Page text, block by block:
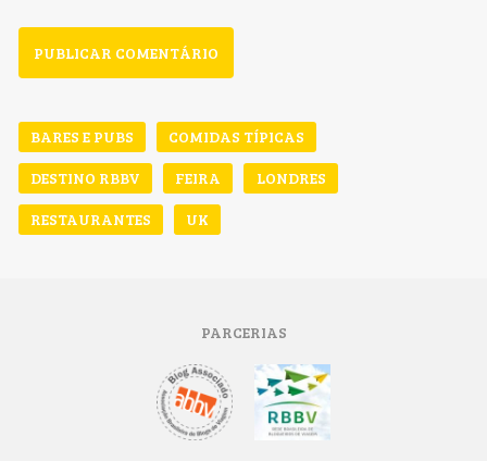
BARES E PUBS
COMIDAS TÍPICAS
DESTINO RBBV
FEIRA
LONDRES
RESTAURANTES
UK
PARCERIAS